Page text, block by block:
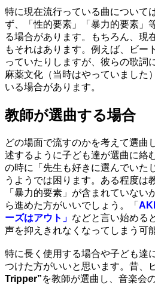
特に現在流行っている曲について
ず、「性的要素」「暴力的要素」
る場合があります。もちろん、現
もそれはあります。例えば、ビー
っていたりしますが、彼らの歌詞
麻薬文化（当時はやっていました
いる場合があります。
教師が選曲する場合
どの場面で流すのかを考えて選曲
述するように子ども達が選曲に絡
の時に「先生も好きに選んでいた
うようでは困ります。ある程度は
「暴力的要素」が含まれていない
ら進めた方がいいでしょう。「
ーズはアウト」 などと言い始める
声を抑えきれなくなってしまう可
特に長く使用する場合や子ども達
つけた方がいいと思います。昔、
Tripper”を教師が選曲し、音楽会